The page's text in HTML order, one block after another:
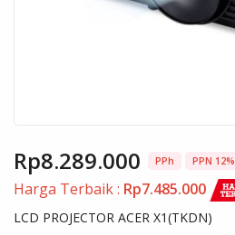
Rp8.289.000 PPh PPN 12%
Harga Terbaik : Rp7.485.000
LCD PROJECTOR ACER X1(TKDN)